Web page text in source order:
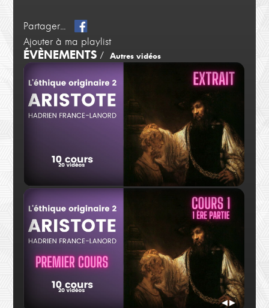
Partager...
Ajouter à ma playlist
ÉVÈNEMENTS /Autres vidéos
Hadrien France-Lanord
◀▶